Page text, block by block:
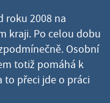
roku 2008 na
kraji. Po celou dobu
Osobní
totiž pomáhá k
to přeci jde o práci